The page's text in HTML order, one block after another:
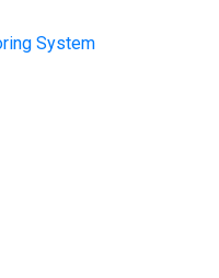
Ongoing Bill Monitoring ‏‏‎System